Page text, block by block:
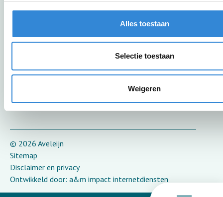
Alles toestaan
Selectie toestaan
Weigeren
Grotestraat 260
074-2556600
© 2026 Aveleijn
Sitemap
Disclaimer en privacy
Ontwikkeld door: a&m impact internetdiensten